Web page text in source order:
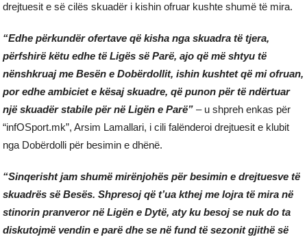
drejtuesit e së cilës skuadër i kishin ofruar kushte shumë të mira.
“Edhe përkundër ofertave që kisha nga skuadra të tjera,
përfshirë këtu edhe të Ligës së Parë, ajo që më shtyu të
nënshkruaj me Besën e Dobërdollit, ishin kushtet që mi ofruan,
por edhe ambiciet e kësaj skuadre, që punon për të ndërtuar
një skuadër stabile për në Ligën e Parë” – u shpreh enkas për
“infOSport.mk”, Arsim Lamallari, i cili falënderoi drejtuesit e klubit
nga Dobërdolli për besimin e dhënë.
“Sinqerisht jam shumë mirënjohës për besimin e drejtuesve të
skuadrës së Besës. Shpresoj që t’ua kthej me lojra të mira në
stinorin pranveror në Ligën e Dytë, aty ku besoj se nuk do ta
diskutojmë vendin e parë dhe se në fund të sezonit gjithë së